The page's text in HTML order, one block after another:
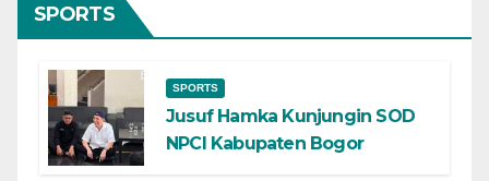
SPORTS
SPORTS
Jusuf Hamka Kunjungin SOD
NPCI Kabupaten Bogor